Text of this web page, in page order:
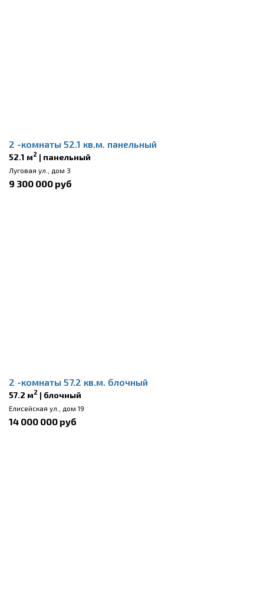
2 -комнаты 52.1 кв.м. панельный
52.1 м2 | панельный
Луговая ул., дом 3
9 300 000 руб
2 -комнаты 57.2 кв.м. блочный
57.2 м2 | блочный
Елисейская ул., дом 19
14 000 000 руб